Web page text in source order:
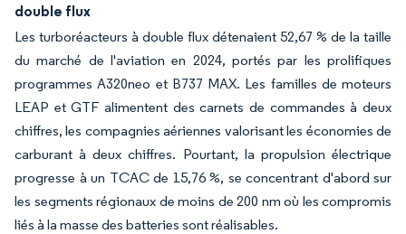
double flux
Les turboréacteurs à double flux détenaient 52,67 % de la taille
du marché de l'aviation en 2024, portés par les prolifiques
programmes A320neo et B737 MAX. Les familles de moteurs
LEAP et GTF alimentent des carnets de commandes à deux
chiffres, les compagnies aériennes valorisant les économies de
carburant à deux chiffres. Pourtant, la propulsion électrique
progresse à un TCAC de 15,76 %, se concentrant d'abord sur
les segments régionaux de moins de 200 nm où les compromis
liés à la masse des batteries sont réalisables.